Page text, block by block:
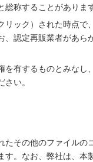
称することがあります
ック）された時点
認定再販業者があ
有するものとみなし
い。
その他のファイル
。なお、弊社は、